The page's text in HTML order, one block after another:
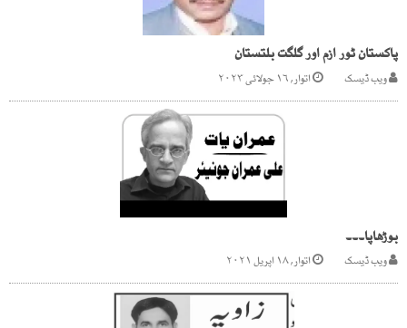
پاکستان ٹور ازم اور گلگت بلتستان
ویب ڈیسک اتوار, ۱۶ جولائی ۲۰۲۳
بوڑھاپا۔۔۔
ویب ڈیسک اتوار, ۱۸ اپریل ۲۰۲۱